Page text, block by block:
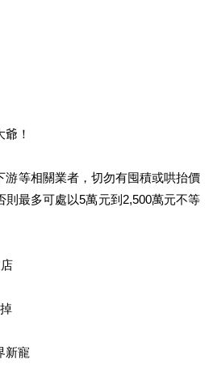
！
游等相關業者，切勿有囤積或哄抬價
最多可處以5萬元到2,500萬元不等
新寵